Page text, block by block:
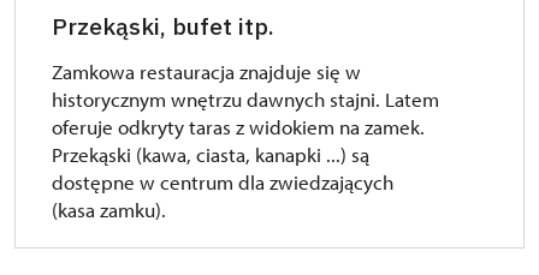
Przekąski, bufet itp.
Zamkowa restauracja znajduje się w
historycznym wnętrzu dawnych stajni. Latem
oferuje odkryty taras z widokiem na zamek.
Przekąski (kawa, ciasta, kanapki ...) są
dostępne w centrum dla zwiedzających
(kasa zamku).